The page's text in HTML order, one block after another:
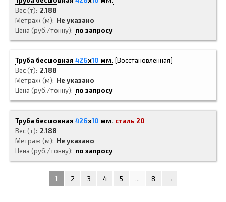
Вес (т)
2.188
Метраж (м)
Не указано
Цена (руб./тонну)
по запросу
Труба бесшовная 426x10 мм. [Восстановленная]
Вес (т)
2.188
Метраж (м)
Не указано
Цена (руб./тонну)
по запросу
Труба бесшовная 426x10 мм. сталь 20
Вес (т)
2.188
Метраж (м)
Не указано
Цена (руб./тонну)
по запросу
1 2 3 4 5 ... 8 →